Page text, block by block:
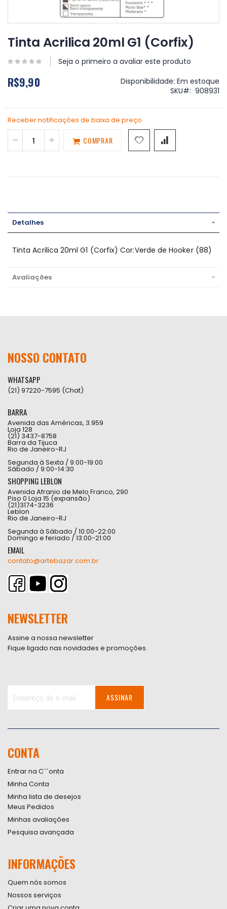
para
o
da
de
Tinta Acrilica 20ml G1 (Corfix)
Seja o primeiro a avaliar este produto
R$9,90 Disponibilidade: Em estoque
SKU
908931
Receber notificações de baixa de preço
COMPRAR
Detalhes
Tinta Acrilica 20ml G1 (Corfix) Cor:Verde de Hooker (88)
Avaliações
NOSSO CONTATO
WHATSAPP
(21) 97220-7595 (Chat)
BARRA
Avenida das Américas, 3.959
Loja 128
(21) 3437-8758
Barra da Tijuca
Rio de Janeiro-RJ
Segunda à Sexta / 9:00-19:00
Sábado / 9:00-14:30
SHOPPING LEBLON
Avenida Afranio de Melo Franco, 290
Piso 0 Loja 15 (expansão)
(21)3174-3236
Leblon
Rio de Janeiro-RJ
Segunda à Sábado / 10:00-22:00
Domingo e feriado / 13:00-21:00
EMAIL
contato@artebazar.com.br
NEWSLETTER
Assine a nossa newsletter
Fique ligado nas novidades e promoções.
Newsletter:
ASSINAR
CONTA
Entrar na C``onta
Minha Conta
Minha lista de desejos
Meus Pedidos
Minhas avaliações
Pesquisa avançada
INFORMAÇÕES
Quem nós somos
Nossos serviços